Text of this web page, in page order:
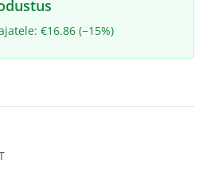
€16.86 (−15%)